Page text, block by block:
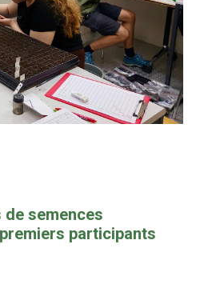
semences
participants